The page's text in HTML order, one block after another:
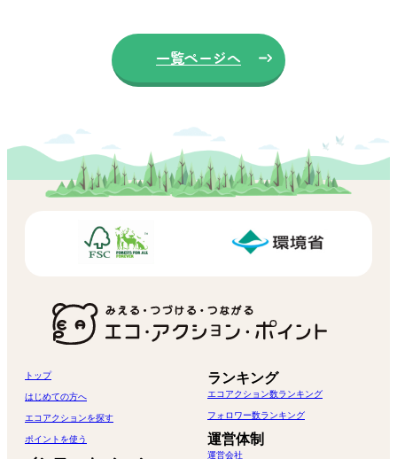
一覧ページへ
トップ
はじめての方へ
エコアクションを探す
ポイントを使う
ランキング
エコアクション数ランキング
フォロワー数ランキング
運営体制
運営会社